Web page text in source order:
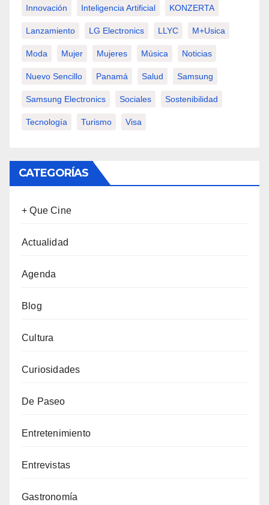
Innovación Inteligencia Artificial KONZERTA
Lanzamiento LG Electronics LLYC M+usica
Moda Mujer Mujeres Música Noticias
Nuevo Sencillo Panamá Salud Samsung
Samsung Electronics Sociales Sostenibilidad
Tecnología Turismo Visa
CATEGORÍAS
+ Que Cine
Actualidad
Agenda
Blog
Cultura
Curiosidades
De Paseo
Entretenimiento
Entrevistas
Gastronomía